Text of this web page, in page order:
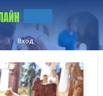
Вход